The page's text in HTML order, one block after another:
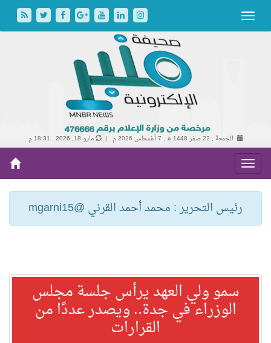
الجمعة , 22 صفر 1448 هـ , 7 أغسطس 2026 م | مايو 18, 2026 , 18:31 م
رئيس التحرير : محمد أحمد القرني @mgarni15
سمو ولي العهد يرأس جلسة مجلس
الوزراء في جدة.. ويصدر عددًا من
القرارات